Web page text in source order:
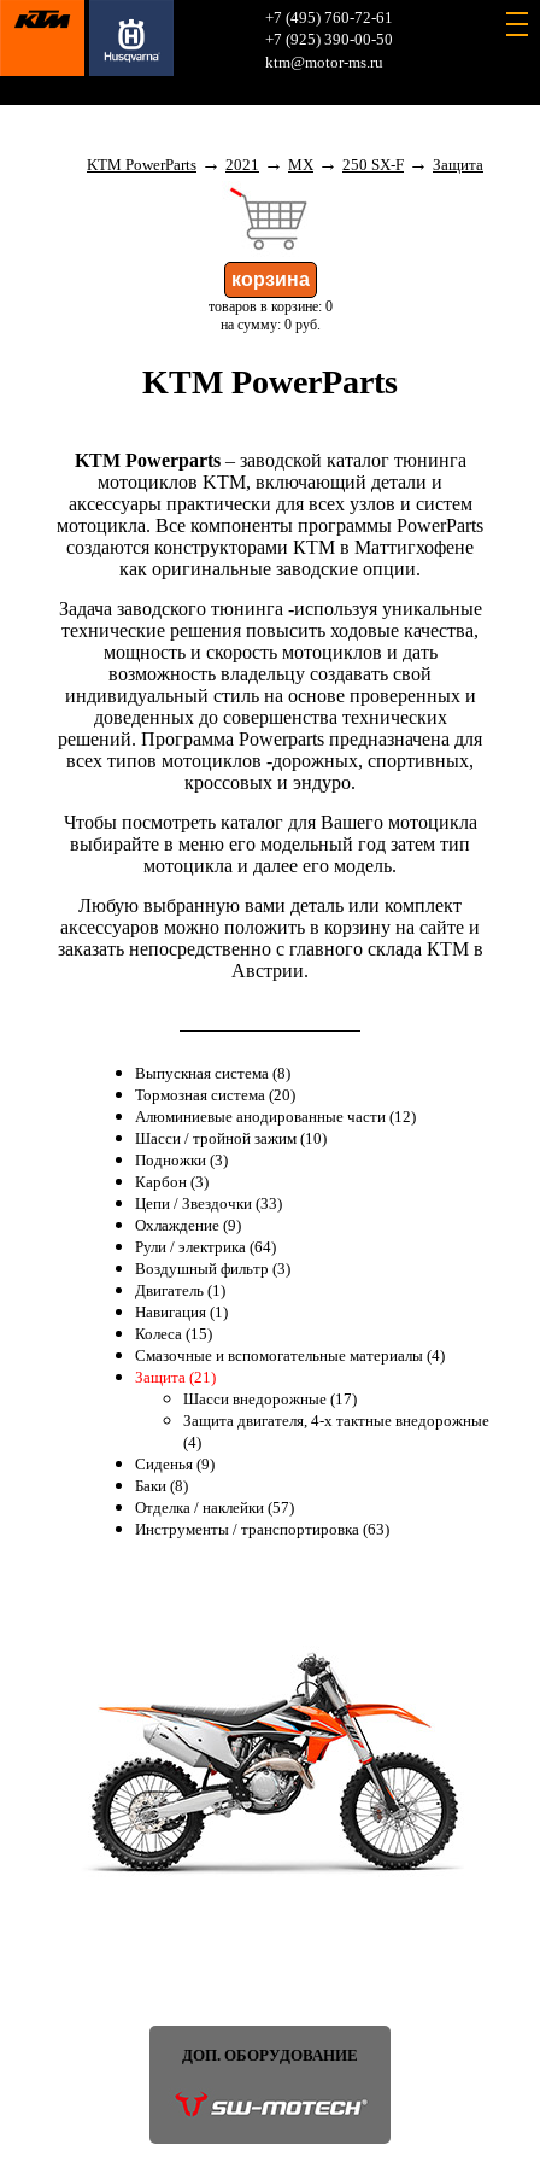
+7 (495) 760-72-61
+7 (925) 390-00-50
ktm@motor-ms.ru
KTM PowerParts → 2021 → MX → 250 SX-F → Защита
товаров в корзине: 0
на сумму: 0 руб.
KTM PowerParts
KTM Powerparts– заводской каталог тюнинга
мотоциклов KTM, включающий детали и
аксессуары практически для всех узлов и систем
мотоцикла. Все компоненты программы PowerParts
создаются конструкторами КТМ в Маттигхофене
как оригинальные заводские опции.
Задача заводского тюнинга -используя уникальные
технические решения повысить ходовые качества,
мощность и скорость мотоциклов и дать
возможность владельцу создавать свой
индивидуальный стиль на основе проверенных и
доведенных до совершенства технических
решений. Программа Powerparts предназначена для
всех типов мотоциклов -дорожных, спортивных,
кроссовых и эндуро.
Чтобы посмотреть каталог для Вашего мотоцикла
выбирайте в меню его модельный год затем тип
мотоцикла и далее его модель.
Любую выбранную вами деталь или комплект
аксессуаров можно положить в корзину на сайте и
заказать непосредственно с главного склада КТМ в
Австрии.
Выпускная система (8)
Тормозная система (20)
Алюминиевые анодированные части (12)
Шасси / тройной зажим (10)
Подножки (3)
Карбон (3)
Цепи / Звездочки (33)
Охлаждение (9)
Рули / электрика (64)
Воздушный фильтр (3)
Двигатель (1)
Навигация (1)
Колеса (15)
Смазочные и вспомогательные материалы (4)
Защита (21)
Шасси внедорожные (17)
Защита двигателя, 4-х тактные внедорожные
(4)
Сиденья (9)
Баки (8)
Отделка / наклейки (57)
Инструменты / транспортировка (63)
ДОП. ОБОРУДОВАНИЕ